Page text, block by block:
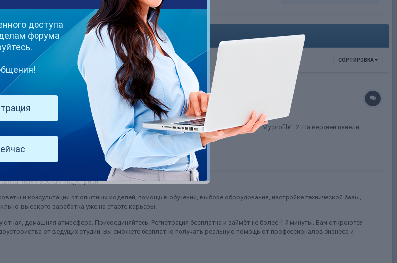
СОРТИРОВКА
используя свой логин и пароль. Перейти в свой профиль, кликнув по кнопке "My profile". 2. На верхней панели
3. Зайти в...
(и ещё 5 )
с Вебкам индустрией.
и консультации от опытных моделей, помощь в обучении, выборе оборудования, настройке технической базы,
высокого заработка уже на старте карьеры.
домашняя атмосфера. Присоединяйтесь. Регистрация бесплатна и займёт не более 1-й минуты. Вам откроются
от ведущих студий. Вы сможете бесплатно получать реальную помощь от профессионалов бизнеса и
доступа
форума